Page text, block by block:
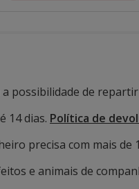
possibilidade de
14 dias. Política de
precisa com mais
e animais de